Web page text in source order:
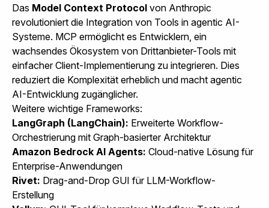
Das Model Context Protocol von Anthropic
revolutioniert die Integration von Tools in agentic AI-
Systeme. MCP ermöglicht es Entwicklern, ein
wachsendes Ökosystem von Drittanbieter-Tools mit
einfacher Client-Implementierung zu integrieren. Dies
reduziert die Komplexität erheblich und macht agentic
AI-Entwicklung zugänglicher.
Weitere wichtige Frameworks:
LangGraph (LangChain): Erweiterte Workflow-
Orchestrierung mit Graph-basierter Architektur
Amazon Bedrock AI Agents: Cloud-native Lösung für
Enterprise-Anwendungen
Rivet: Drag-and-Drop GUI für LLM-Workflow-
Erstellung